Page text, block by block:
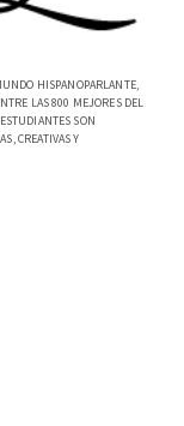
HISPANOPARLANTE,
LAS 800 MEJORES DEL
SON
CREATIVAS Y